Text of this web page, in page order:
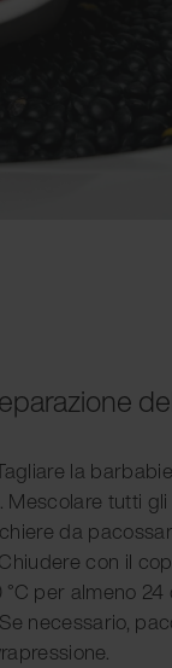
la
Mescolare tutti
da
con il
°C per almeno 24
necessario,